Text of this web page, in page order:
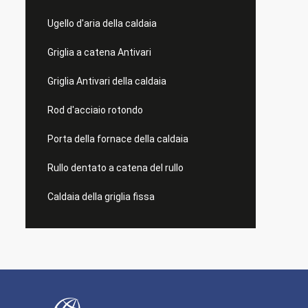
Ugello d'aria della caldaia
Griglia a catena Antivari
Griglia Antivari della caldaia
Rod d'acciaio rotondo
Porta della fornace della caldaia
Rullo dentato a catena del rullo
Caldaia della griglia fissa